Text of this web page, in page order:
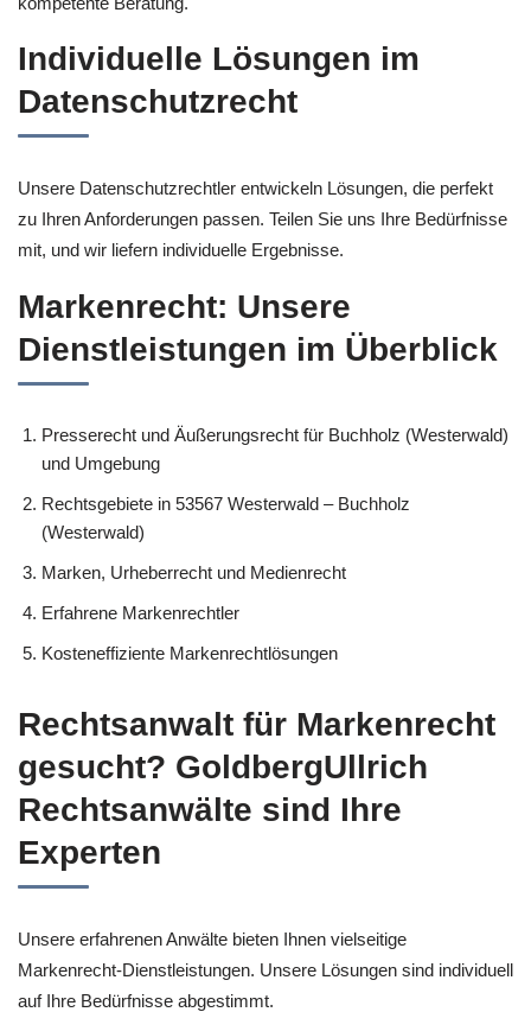
Individuelle Lösungen im
Datenschutzrecht
Unsere Datenschutzrechtler entwickeln Lösungen, die perfekt
zu Ihren Anforderungen passen. Teilen Sie uns Ihre Bedürfnisse
mit, und wir liefern individuelle Ergebnisse.
Markenrecht: Unsere
Dienstleistungen im Überblick
Presserecht und Äußerungsrecht für Buchholz (Westerwald)
und Umgebung
Rechtsgebiete in 53567 Westerwald – Buchholz
(Westerwald)
Marken, Urheberrecht und Medienrecht
Erfahrene Markenrechtler
Kosteneffiziente Markenrechtlösungen
Rechtsanwalt für Markenrecht
gesucht? GoldbergUllrich
Rechtsanwälte sind Ihre
Experten
Unsere erfahrenen Anwälte bieten Ihnen vielseitige
Markenrecht-Dienstleistungen. Unsere Lösungen sind individuell
auf Ihre Bedürfnisse abgestimmt.